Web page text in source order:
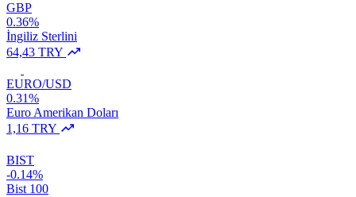
GBP
0.36%
İngiliz Sterlini
64,43 TRY
EURO/USD
0.31%
Euro Amerikan Doları
1,16 TRY
BIST
-0.14%
Bist 100